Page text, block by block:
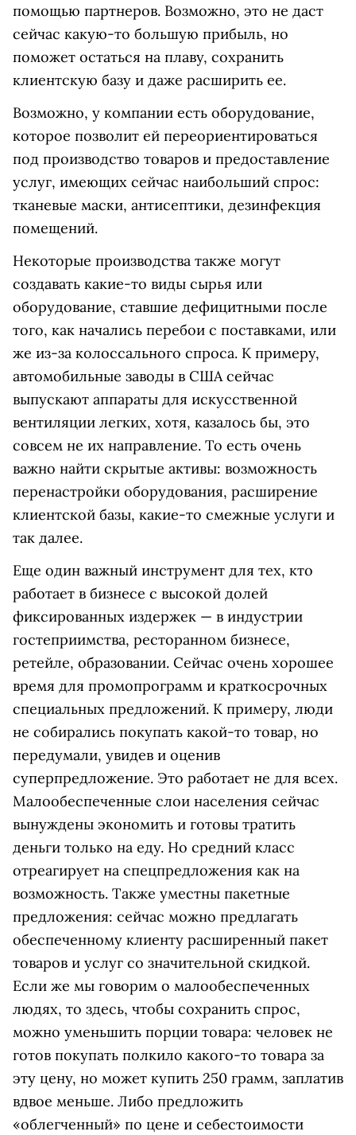
помощью партнеров. Возможно, это не даст
сейчас какую-то большую прибыль, но
поможет остаться на плаву, сохранить
клиентскую базу и даже расширить ее.
Возможно, у компании есть оборудование,
которое позволит ей переориентироваться
под производство товаров и предоставление
услуг, имеющих сейчас наибольший спрос:
тканевые маски, антисептики, дезинфекция
помещений.
Некоторые производства также могут
создавать какие-то виды сырья или
оборудование, ставшие дефицитными после
того, как начались перебои с поставками, или
же из-за колоссального спроса. К примеру,
автомобильные заводы в США сейчас
выпускают аппараты для искусственной
вентиляции легких, хотя, казалось бы, это
совсем не их направление. То есть очень
важно найти скрытые активы: возможность
перенастройки оборудования, расширение
клиентской базы, какие-то смежные услуги и
так далее.
Еще один важный инструмент для тех, кто
работает в бизнесе с высокой долей
фиксированных издержек — в индустрии
гостеприимства, ресторанном бизнесе,
ретейле, образовании. Сейчас очень хорошее
время для промопрограмм и краткосрочных
специальных предложений. К примеру, люди
не собирались покупать какой-то товар, но
передумали, увидев и оценив
суперпредложение. Это работает не для всех.
Малообеспеченные слои населения сейчас
вынуждены экономить и готовы тратить
деньги только на еду. Но средний класс
отреагирует на спецпредложения как на
возможность. Также уместны пакетные
предложения: сейчас можно предлагать
обеспеченному клиенту расширенный пакет
товаров и услуг со значительной скидкой.
Если же мы говорим о малообеспеченных
людях, то здесь, чтобы сохранить спрос,
можно уменьшить порции товара: человек не
готов покупать полкило какого-то товара за
эту цену, но может купить 250 грамм, заплатив
вдвое меньше. Либо предложить
«облегченный» по цене и себестоимости